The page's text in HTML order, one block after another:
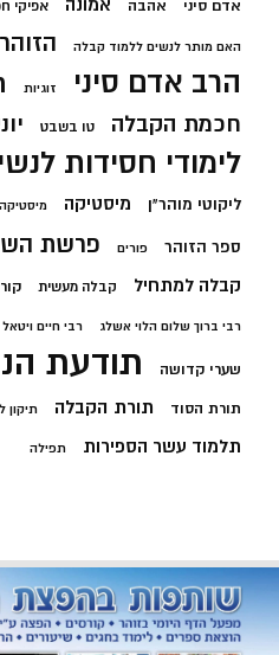
אדם סיני אהבה אמונה אפיקי
האם מותר לנשים ללמוד קבלה
הרב אדם סיני זוגיות
חכמת הקבלה טו בשבט
לימודי חסידות
ליקוטי מוהר"ן מיסטיקה
ספר הזוהר פורים פרשת
קבלה למתחיל קבלה מעשית
רבי ברוך שלום הלוי אשלג רבי חיים ויטאל
שערי קדושה תודעת
תורת הסוד תורת הקבלה תיקון
תלמוד עשר הספירות תפילה